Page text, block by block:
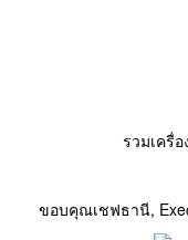
รวมเครื่
ขอบคุณเชฟธานี,